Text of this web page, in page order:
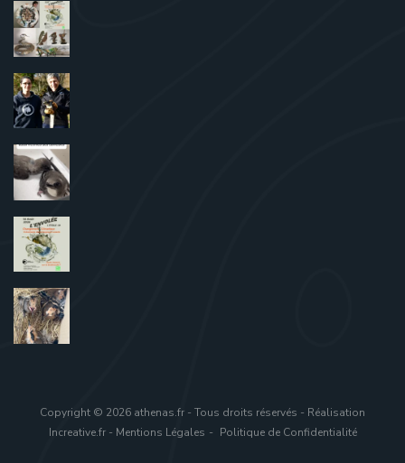
Copyright © 2026 athenas.fr - Tous droits réservés - Réalisation
Increative.fr- Mentions Légales Politique de Confidentialité